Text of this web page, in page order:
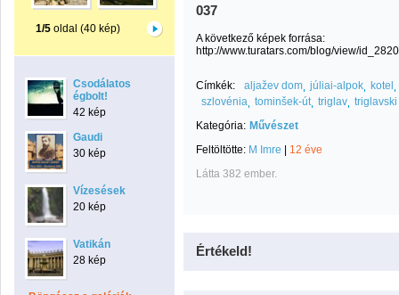
1/5oldal (40 kép)
Csodálatos
égbolt!
42 kép
Gaudi
30 kép
Vízesések
20 kép
Vatikán
28 kép
037
A következő képek forrása:
http://www.turatars.com/blog/view/
Címkék: aljažev dom júliai-alpok
kotel
szlovénia tominšek-út triglav
Kategória: Művészet
Feltöltötte: M Imre
12 éve
Látta 382 ember.
Értékeld!